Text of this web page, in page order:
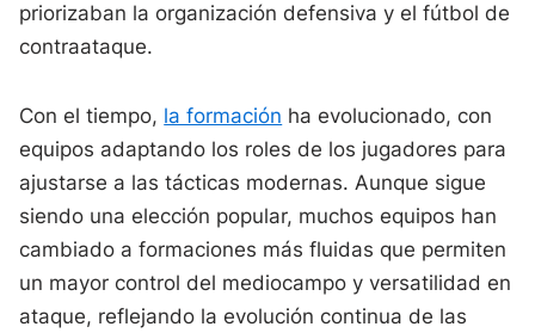
priorizaban la organización defensiva y el fútbol de
contraataque.
Con el tiempo, la formación ha evolucionado, con
equipos adaptando los roles de los jugadores para
ajustarse a las tácticas modernas. Aunque sigue
siendo una elección popular, muchos equipos han
cambiado a formaciones más fluidas que permiten
un mayor control del mediocampo y versatilidad en
ataque, reflejando la evolución continua de las